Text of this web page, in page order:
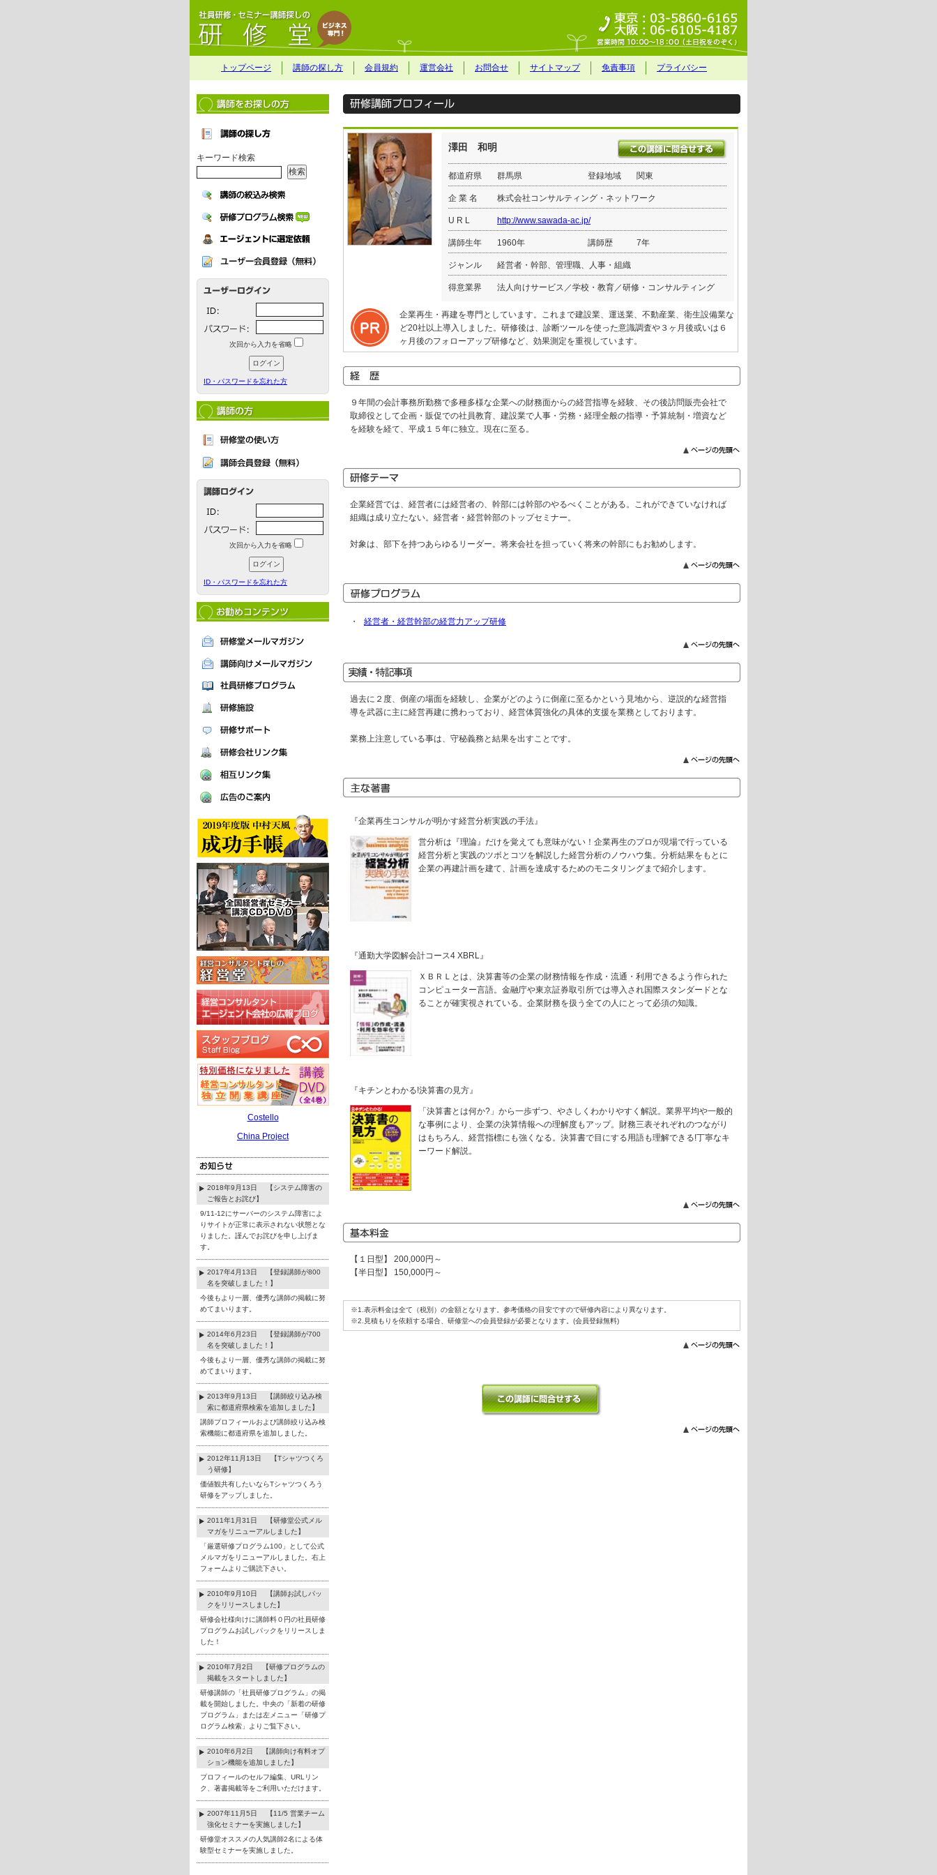
トップページ 講師の探し方 会員規約 運営会社 お問合せ サイトマップ 免責事項 プライバシー
キーワード検索
次回から入力を省略
ID・パスワードを忘れた方
次回から入力を省略
ID・パスワードを忘れた方
Costello
China Project
2018年9月13日 【システム障害の
ご報告とお詫び】
9/11-12にサーバーのシステム障害によ
りサイトが正常に表示されない状態とな
りました。謹んでお詫びを申し上げま
す。
2017年4月13日 【登録講師が800
名を突破しました！】
今後もより一層、優秀な講師の掲載に努
めてまいります。
2014年6月23日 【登録講師が700
名を突破しました！】
今後もより一層、優秀な講師の掲載に努
めてまいります。
2013年9月13日 【講師絞り込み検
索に都道府県検索を追加しました】
講師プロフィールおよび講師絞り込み検
索機能に都道府県を追加しました。
2012年11月13日 【Tシャツつくろ
う研修】
価値観共有したいならTシャツつくろう
研修をアップしました。
2011年1月31日 【研修堂公式メル
マガをリニューアルしました】
「厳選研修プログラム100」として公式
メルマガをリニューアルしました。右上
フォームよりご購読下さい。
2010年9月10日 【講師お試しパッ
クをリリースしました】
研修会社様向けに講師料０円の社員研修
プログラムお試しパックをリリースしま
した！
2010年7月2日 【研修プログラムの
掲載をスタートしました】
研修講師の「社員研修プログラム」の掲
載を開始しました。中央の「新着の研修
プログラム」または左メニュー「研修プ
ログラム検索」よりご覧下さい。
2010年6月2日 【講師向け有料オプ
ション機能を追加しました】
プロフィールのセルフ編集、URLリン
ク、著書掲載等をご利用いただけます。
2007年11月5日 【11/5 営業チーム
強化セミナーを実施しました】
研修堂オススメの人気講師2名による体
験型セミナーを実施しました。
澤田 和明
都道府県 群馬県 登録地域 関東
企 業 名 株式会社コンサルティング・ネットワーク
U R L http://www.sawada-ac.jp/
講師生年 1960年 講師歴 7年
ジャンル 経営者・幹部、管理職、人事・組織
得意業界 法人向けサービス／学校・教育／研修・コンサルティング
企業再生・再建を専門としています。これまで建設業、運送業、不動産業、衛生設備業な
ど20社以上導入しました。研修後は、診断ツールを使った意識調査や３ヶ月後或いは６
ヶ月後のフォローアップ研修など、効果測定を重視しています。
９年間の会計事務所勤務で多種多様な企業への財務面からの経営指導を経験、その後訪問販売会社で
取締役として企画・販促での社員教育、建設業で人事・労務・経理全般の指導・予算統制・増資など
を経験を経て、平成１５年に独立。現在に至る。
企業経営では、経営者には経営者の、幹部には幹部のやるべくことがある。これができていなければ
組織は成り立たない。経営者・経営幹部のトップセミナー。
対象は、部下を持つあらゆるリーダー。将来会社を担っていく将来の幹部にもお勧めします。
・ 経営者・経営幹部の経営力アップ研修
過去に２度、倒産の場面を経験し、企業がどのように倒産に至るかという見地から、逆説的な経営指
導を武器に主に経営再建に携わっており、経営体質強化の具体的支援を業務としております。
業務上注意している事は、守秘義務と結果を出すことです。
『企業再生コンサルが明かす経営分析実践の手法』
営分析は『理論』だけを覚えても意味がない！企業再生のプロが現場で行っている
経営分析と実践のツボとコツを解説した経営分析のノウハウ集。分析結果をもとに
企業の再建計画を建て、計画を達成するためのモニタリングまで紹介します。
『通勤大学図解会計コース4 XBRL』
ＸＢＲＬとは、決算書等の企業の財務情報を作成・流通・利用できるよう作られた
コンピューター言語。金融庁や東京証券取引所では導入され国際スタンダードとな
ることが確実視されている。企業財務を扱う全ての人にとって必須の知識。
『キチンとわかる!決算書の見方』
「決算書とは何か?」から一歩ずつ、やさしくわかりやすく解説。業界平均や一般的
な事例により、企業の決算情報への理解度もアップ。財務三表それぞれのつながり
はもちろん、経営指標にも強くなる。決算書で目にする用語も理解できる!丁寧なキ
ーワード解説。
【１日型】 200,000円～
【半日型】 150,000円～
※1.表示料金は全て（税別）の金額となります。参考価格の目安ですので研修内容により異なります。
※2.見積もりを依頼する場合、研修堂への会員登録が必要となります。(会員登録無料)